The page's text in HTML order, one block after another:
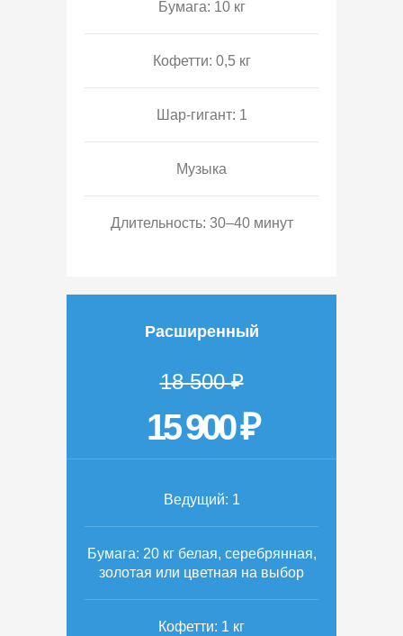
Бумага: 10 кг
Кофетти: 0,5 кг
Шар-гигант: 1
Музыка
Длительность: 30–40 минут
Расширенный
18 500 ₽
15 900 ₽
Ведущий: 1
Бумага: 20 кг белая, серебрянная,
золотая или цветная на выбор
Кофетти: 1 кг